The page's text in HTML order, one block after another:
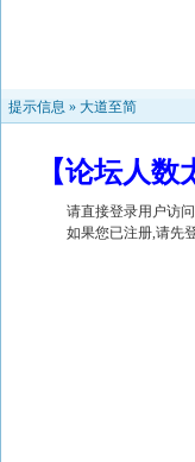
提示信息 » 大道至简
【论坛人
请直接登录用户访
如果您已注册,请先